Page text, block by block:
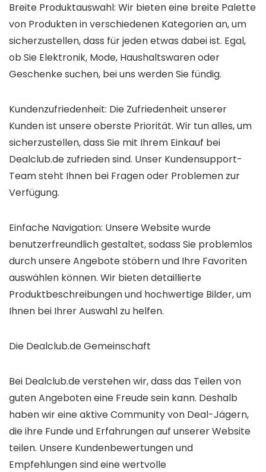
Breite Produktauswahl: Wir bieten eine breite Palette
von Produkten in verschiedenen Kategorien an, um
sicherzustellen, dass für jeden etwas dabei ist. Egal,
ob Sie Elektronik, Mode, Haushaltswaren oder
Geschenke suchen, bei uns werden Sie fündig.
Kundenzufriedenheit: Die Zufriedenheit unserer
Kunden ist unsere oberste Priorität. Wir tun alles, um
sicherzustellen, dass Sie mit Ihrem Einkauf bei
Dealclub.de zufrieden sind. Unser Kundensupport-
Team steht Ihnen bei Fragen oder Problemen zur
Verfügung.
Einfache Navigation: Unsere Website wurde
benutzerfreundlich gestaltet, sodass Sie problemlos
durch unsere Angebote stöbern und Ihre Favoriten
auswählen können. Wir bieten detaillierte
Produktbeschreibungen und hochwertige Bilder, um
Ihnen bei Ihrer Auswahl zu helfen.
Die Dealclub.de Gemeinschaft
Bei Dealclub.de verstehen wir, dass das Teilen von
guten Angeboten eine Freude sein kann. Deshalb
haben wir eine aktive Community von Deal-Jägern,
die ihre Funde und Erfahrungen auf unserer Website
teilen. Unsere Kundenbewertungen und
Empfehlungen sind eine wertvolle